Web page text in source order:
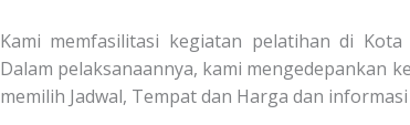
Kami memfasilitasi kegiatan pelatihan di Kota
Dalam pelaksanaannya, kami mengedepankan
memilih Jadwal, Tempat dan Harga dan